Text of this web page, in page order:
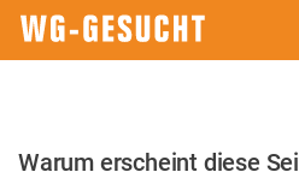
Bitte
Warum erscheint diese